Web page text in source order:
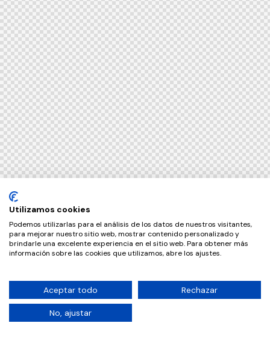
Utilizamos cookies
Podemos utilizarlas para el análisis de los datos de nuestros visitantes,
para mejorar nuestro sitio web, mostrar contenido personalizado y
brindarle una excelente experiencia en el sitio web. Para obtener más
información sobre las cookies que utilizamos, abre los ajustes.
Aceptar todo Rechazar
No, ajustar